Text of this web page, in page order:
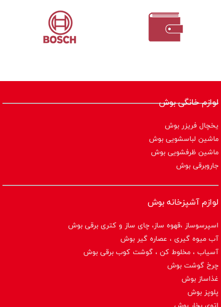
لوازم خانگی بوش
یخچال فریزر بوش
ماشین لباسشویی بوش
ماشین ظرفشویی بوش
جاروبرقی بوش
لوازم آشپزخانه بوش
اسپرسوساز ،قهوه ساز، چای ساز و کتری برقی بوش
آب میوه گیری ، عصاره گیر بوش
آسیاب ، مخلوط کن ، گوشت کوب برقی بوش
چرخ گوشت بوش
غذاساز بوش
پلوپز بوش